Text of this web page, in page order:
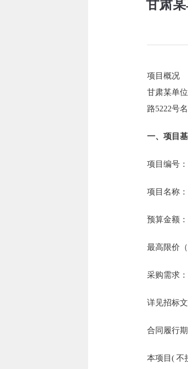
甘肃
项目概况
甘肃某单
路5222号
一、项目
项目编号
项目名称
预算金额：
最高限价
采购需求：
详见招标文
合同履行
本项目( 不